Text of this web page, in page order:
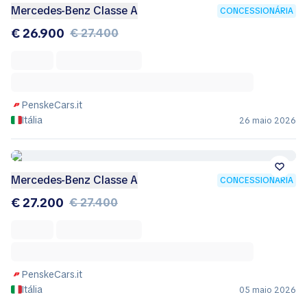
Mercedes-Benz Classe A CONCESSIONÁRIA
€ 26.900 € 27.400
PenskeCars.it
Itália
26 maio 2026
Mercedes-Benz Classe A CONCESSIONÁRIA
€ 27.200 € 27.400
PenskeCars.it
Itália
05 maio 2026